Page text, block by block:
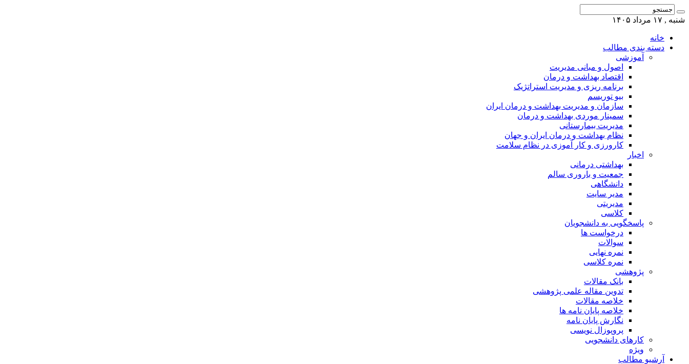
شنبه , ۱۷ مرداد ۱۴۰۵
خانه
دسته بندی مطالب
آموزشی
اصول و مبانی مدیریت
اقتصاد بهداشت و درمان
برنامه ریزی و مدیریت استراتژیک
بیو توریسم
سازمان و مدیریت بهداشت و درمان ایران
سمینار موردی بهداشت و درمان
مدیریت بیمارستانی
نظام بهداشت و درمان ایران و جهان
کارورزی و کار آموزی در نظام سلامت
اخبار
بهداشتی درمانی
جمعیت و باروری سالم
دانشگاهی
مدیر سایت
مدیریتی
کلاسی
پاسخگویی به دانشجویان
درخواست ها
سوالات
نمره نهایی
نمره کلاسی
پژوهشی
بانک مقالات
تدوین مقاله علمی پژوهشی
خلاصه مقالات
خلاصه پایان نامه ها
نگارش پایان نامه
پروپوزال نویسی
کارهای دانشجویی
ویژه
آرشیو مطالب